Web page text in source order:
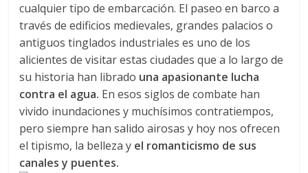
cualquier tipo de embarcación. El paseo en barco a
través de edificios medievales, grandes palacios o
antiguos tinglados industriales es uno de los
alicientes de visitar estas ciudades que a lo largo de
su historia han librado una apasionante lucha
contra el agua. En esos siglos de combate han
vivido inundaciones y muchísimos contratiempos,
pero siempre han salido airosas y hoy nos ofrecen
el tipismo, la belleza y el romanticismo de sus
canales y puentes.